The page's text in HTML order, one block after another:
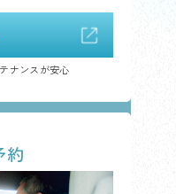
ナンスが安心
約